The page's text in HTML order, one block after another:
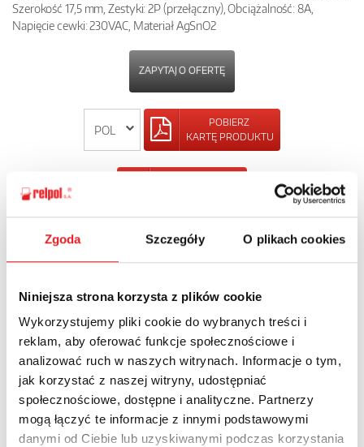
Zgoda Szczegóły O plikach cookies
Niniejsza strona korzysta z plików cookie
Wykorzystujemy pliki cookie do wybranych treści i
reklam, aby oferować funkcje społecznościowe i
analizować ruch w naszych witrynach. Informacje o tym,
jak korzystać z naszej witryny, udostępniać
społecznościowe, dostępne i analityczne. Partnerzy
mogą łączyć te informacje z innymi podstawowymi
danymi od Ciebie lub uzyskiwanymi podczas korzystania
Szerokość 17,5 mm, Zestyki: 2P (przełączny), Obciążalność: 8A,
Napięcie cewki: 230VAC, Materiał AgSnO2
ZAPYTAJ O OFERTĘ
POBIERZ
KARTĘ PRODUKTU
Imię i nazwisko: *
Adres e-mail: *